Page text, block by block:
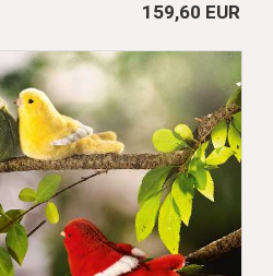
159,60 EUR